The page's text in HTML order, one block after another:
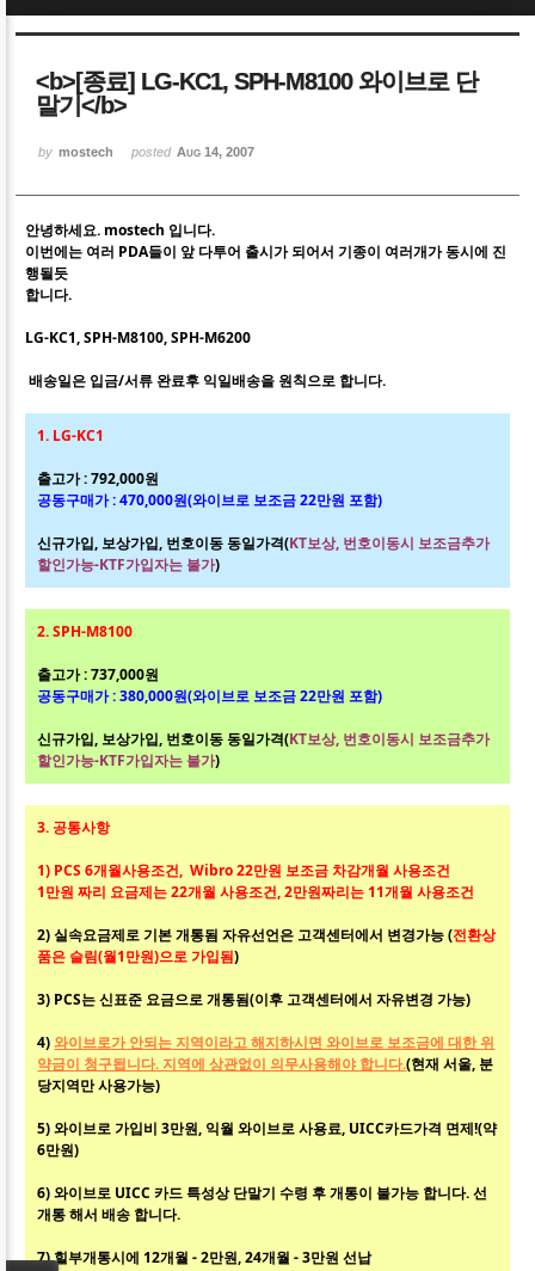
<b>[종료] LG-KC1, SPH-M8100 와이브로 단
말기</b>
by mostech posted Aug 14, 2007
안녕하세요. mostech 입니다.
이번에는 여러 PDA들이 앞 다투어 출시가 되어서 기종이 여러개가 동시에 진
행될듯
합니다.
LG-KC1, SPH-M8100, SPH-M6200
배송일은 입금/서류 완료후 익일배송을 원칙으로 합니다.
1. LG-KC1
출고가 : 792,000원
공동구매가 : 470,000원(와이브로 보조금 22만원 포함)
신규가입, 보상가입, 번호이동 동일가격(KT보상, 번호이동시 보조금추가
할인가능-KTF가입자는 불가)
2. SPH-M8100
출고가 : 737,000원
공동구매가 : 380,000원(와이브로 보조금 22만원 포함)
신규가입, 보상가입, 번호이동 동일가격(KT보상, 번호이동시 보조금추가
할인가능-KTF가입자는 불가)
3. 공통사항
1) PCS 6개월사용조건, Wibro 22만원 보조금 차감개월 사용조건
1만원 짜리 요금제는 22개월 사용조건, 2만원짜리는 11개월 사용조건
2) 실속요금제로 기본 개통됨 자유선언은 고객센터에서 변경가능 (전환상
품은 슬림(월1만원)으로 가입됨)
3) PCS는 신표준 요금으로 개통됨(이후 고객센터에서 자유변경 가능)
4)와이브로가 안되는 지역이라고 해지하시면 와이브로 보조금에 대한 위
약금이 청구됩니다. 지역에 상관없이 의무사용해야 합니다.(현재 서울, 분
당지역만 사용가능)
5) 와이브로 가입비 3만원, 익월 와이브로 사용료, UICC카드가격 면제!(약
6만원)
6) 와이브로 UICC 카드 특성상 단말기 수령 후 개통이 불가능 합니다. 선
개통 해서 배송 합니다.
7) 힐부개통시에 12개월 - 2만원, 24개월 - 3만원 선납
Sketchbook5, 스케치북5
Sketchbook5, 스케치북5
Sketchbook5, 스케치북5
Sketchbook5, 스케치북5